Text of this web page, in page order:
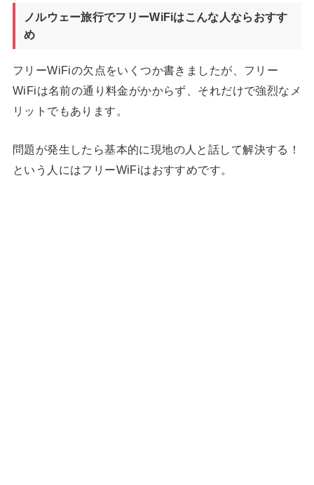
ノルウェー旅行でフリーWiFiはこんな人ならおすす
め
フリーWiFiの欠点をいくつか書きましたが、フリー
WiFiは名前の通り料金がかからず、それだけで強烈なメ
リットでもあります。
問題が発生したら基本的に現地の人と話して解決する！
という人にはフリーWiFiはおすすめです。